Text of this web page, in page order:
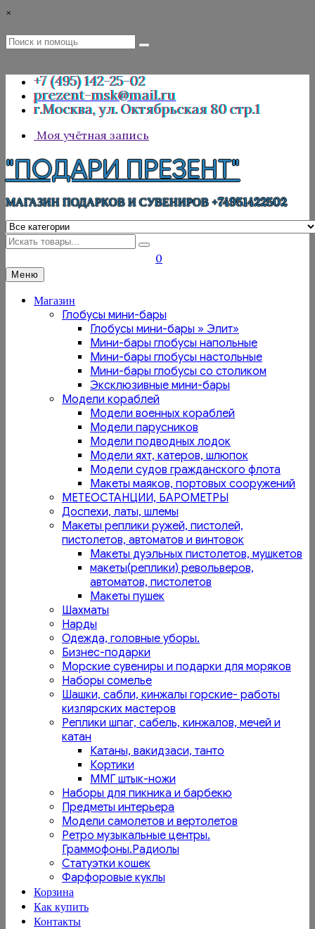
Перейти
содержимому
×
Поиск
Поиск
+7 (495) 142-25-02
prezent-msk@mail.ru
г.Москва, ул. Октябрьская 80 стр.1
Моя учётная запись
"ПОДАРИ ПРЕЗЕНТ"
МАГАЗИН ПОДАРКОВ И СУВЕНИРОВ +74951422502
Искать
0
Меню
Магазин
Глобусы мини-бары
Глобусы мини-бары » Элит»
Мини-бары глобусы напольные
Мини-бары глобусы настольные
Мини-бары глобусы со столиком
Эксклюзивные мини-бары
Модели кораблей
Модели военных кораблей
Модели парусников
Модели подводных лодок
Модели яхт, катеров, шлюпок
Модели судов гражданского флота
Макеты маяков, портовых сооружений
МЕТЕОСТАНЦИИ, БАРОМЕТРЫ
Доспехи, латы, шлемы
Макеты реплики ружей, пистолей,
пистолетов, автоматов и винтовок
Макеты дуэльных пистолетов, мушкетов
макеты(реплики) револьверов,
автоматов, пистолетов
Макеты пушек
Шахматы
Нарды
Одежда, головные уборы.
Бизнес-подарки
Морские сувениры и подарки для моряков
Наборы сомелье
Шашки, сабли, кинжалы горские- работы
кизлярских мастеров
Реплики шпаг, сабель, кинжалов, мечей и
катан
Катаны, вакидзаси, танто
Кортики
ММГ штык-ножи
Наборы для пикника и барбекю
Предметы интерьера
Модели самолетов и вертолетов
Ретро музыкальные центры.
Граммофоны.Радиолы
Статуэтки кошек
Фарфоровые куклы
Корзина
Как купить
Контакты